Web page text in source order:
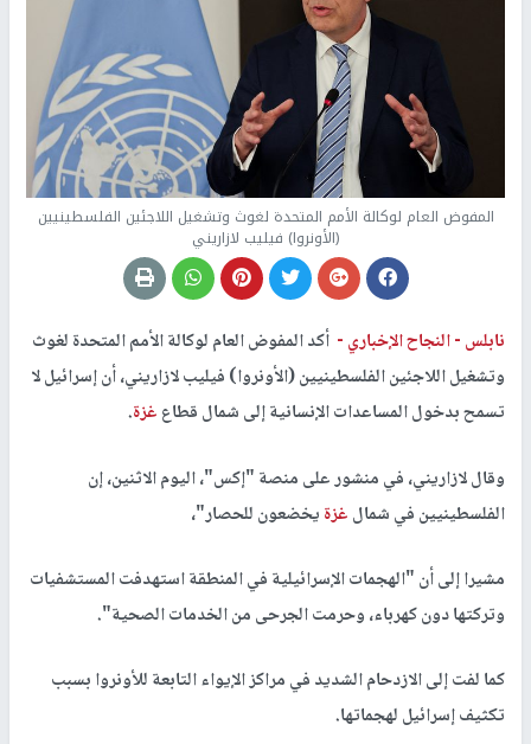
المفوض العام لوكالة الأمم المتحدة لغوث وتشغيل اللاجئين الفلسطينيين
(الأونروا) فيليب لازاريني
نابلس -النجاح الإخباري - أكد المفوض العام لوكالة الأمم المتحدة لغوث
وتشغيل اللاجئين الفلسطينيين (الأونروا) فيليب لازاريني، أن إسرائيل لا
تسمح بدخول المساعدات الإنسانية إلى شمال قطاعغزة.
وقال لازاريني، في منشور على منصة "إكس"، اليوم الاثنين، إن
الفلسطينيين في شمالغزةيخضعون للحصار"،
مشيرا إلى أن "الهجمات الإسرائيلية في المنطقة استهدفت المستشفيات
وتركتها دون كهرباء، وحرمت الجرحى من الخدمات الصحية".
كما لفت إلى الازدحام الشديد في مراكز الإيواء التابعة للأونروا بسبب
تكثيف إسرائيل لهجماتها.